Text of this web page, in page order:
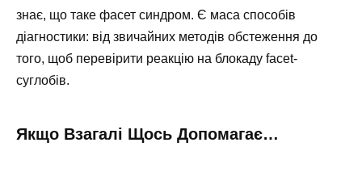
знає, що таке фасет синдром. Є маса способів
діагностики: від звичайних методів обстеження до
того, щоб перевірити реакцію на блокаду facet-
суглобів.
Якщо Взагалі Щось Допомагає…